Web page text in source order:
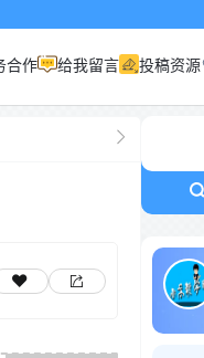
合作 给我留言 投稿资源